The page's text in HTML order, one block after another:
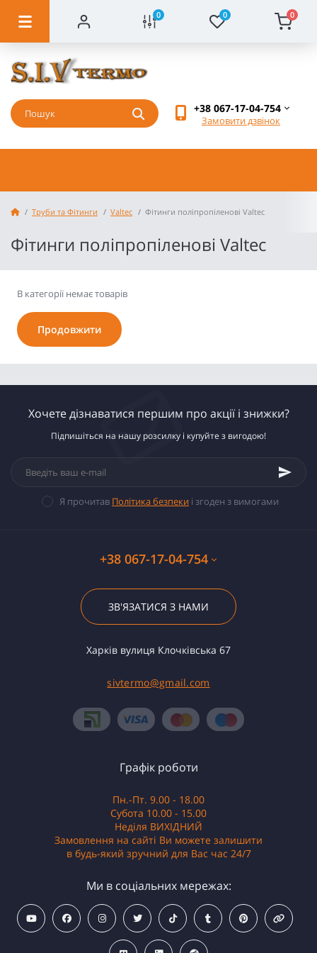
0 0 0
+38 067-17-04-754
Замовити дзвінок
Труби та Фітинги Valtec Фітинги поліпропіленові Valtec
Фітинги поліпропіленові Valtec
В категорії немає товарів
Продовжити
Хочете дізнаватися першим про акції і знижки?
Підпишіться на нашу розсилку і купуйте з вигодою!
Я прочитав Політика безпеки і згоден з вимогами
+38 067-17-04-754
ЗВ'ЯЗАТИСЯ З НАМИ
Харків вулиця Клочківська 67
sivtermo@gmail.com
Графік роботи
Пн.-Пт. 9.00 - 18.00
Субота 10.00 - 15.00
Неділя ВИХІДНИЙ
Замовлення на сайті Ви можете залишити
в будь-який зручний для Вас час 24/7
Ми в соціальних мережах: